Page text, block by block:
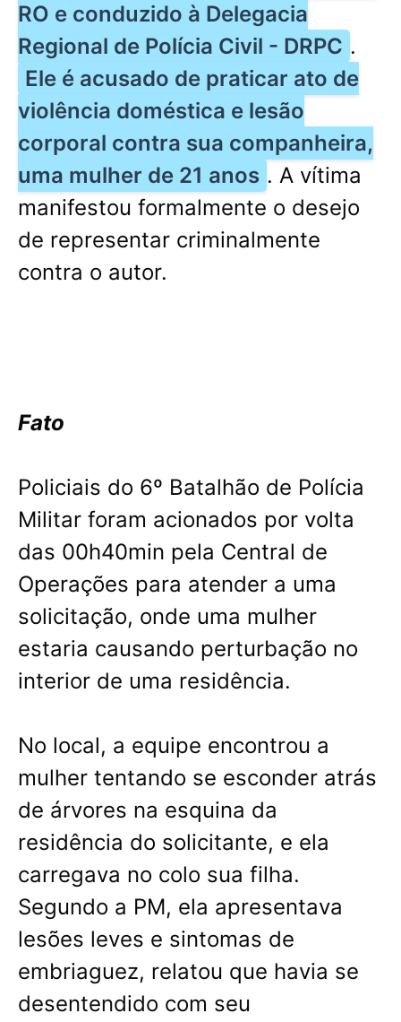
RO e conduzido à Delegacia
Regional de Polícia Civil - DRPC .
Ele é acusado de praticar ato de
violência doméstica e lesão
corporal contra sua companheira,
uma mulher de 21 anos . A vítima
manifestou formalmente o desejo
de representar criminalmente
contra o autor.
Fato
Policiais do 6º Batalhão de Polícia
Militar foram acionados por volta
das 00h40min pela Central de
Operações para atender a uma
solicitação, onde uma mulher
estaria causando perturbação no
interior de uma residência.
No local, a equipe encontrou a
mulher tentando se esconder atrás
de árvores na esquina da
residência do solicitante, e ela
carregava no colo sua filha.
Segundo a PM, ela apresentava
lesões leves e sintomas de
embriaguez, relatou que havia se
desentendido com seu